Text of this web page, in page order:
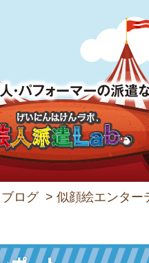
ブログ > 似顔絵エンタ